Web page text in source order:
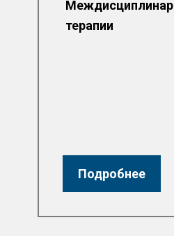
терапии
Подробнее